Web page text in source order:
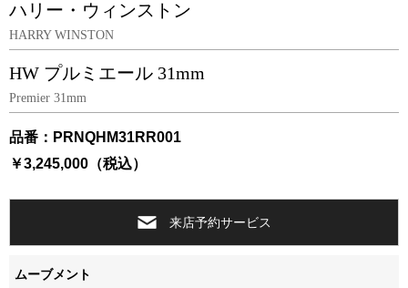
ハリー・ウィンストン
HARRY WINSTON
HW プルミエール 31mm
Premier 31mm
品番：PRNQHM31RR001
￥3,245,000（税込）
来店予約サービス
ムーブメント